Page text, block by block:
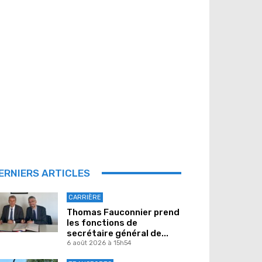
ARTICLES
CARRIÈRE
Thomas Fauconnier prend
les fonctions de
secrétaire général de...
6 août 2026 à 15h54